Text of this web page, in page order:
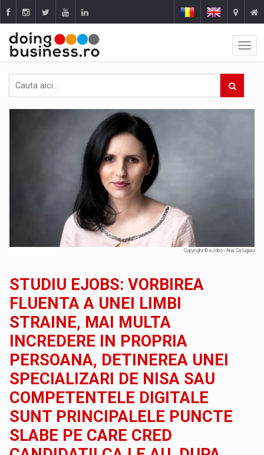
Copyright © eJobs - Ana Calugaru
STUDIU EJOBS: VORBIREA
FLUENTA A UNEI LIMBI
STRAINE, MAI MULTA
INCREDERE IN PROPRIA
PERSOANA, DETINEREA UNEI
SPECIALIZARI DE NISA SAU
COMPETENTELE DIGITALE
SUNT PRINCIPALELE PUNCTE
SLABE PE CARE CRED